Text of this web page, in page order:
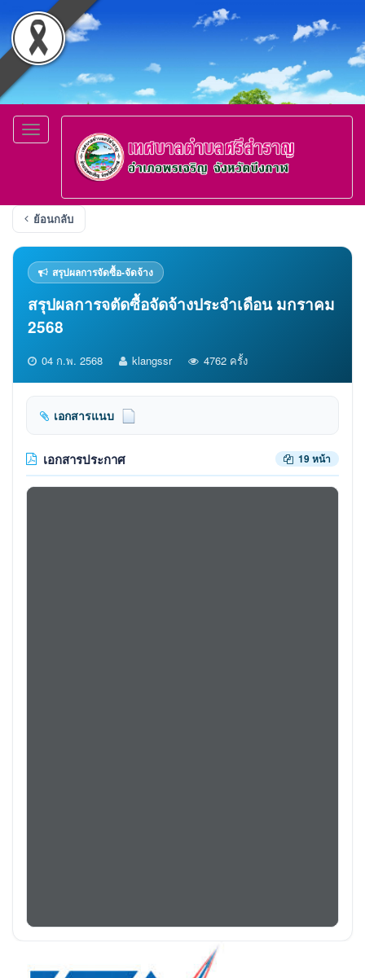
Toggle
navigation
ย้อนกลับ
สรุปผลการจัดซื้อ-จัดจ้าง
สรุปผลการจตัดซื้อจัดจ้างประจำเดือน มกราคม
2568
04 ก.พ. 2568 klangssr 4762 ครั้ง
เอกสารแนบ
เอกสารประกาศ 19 หน้า